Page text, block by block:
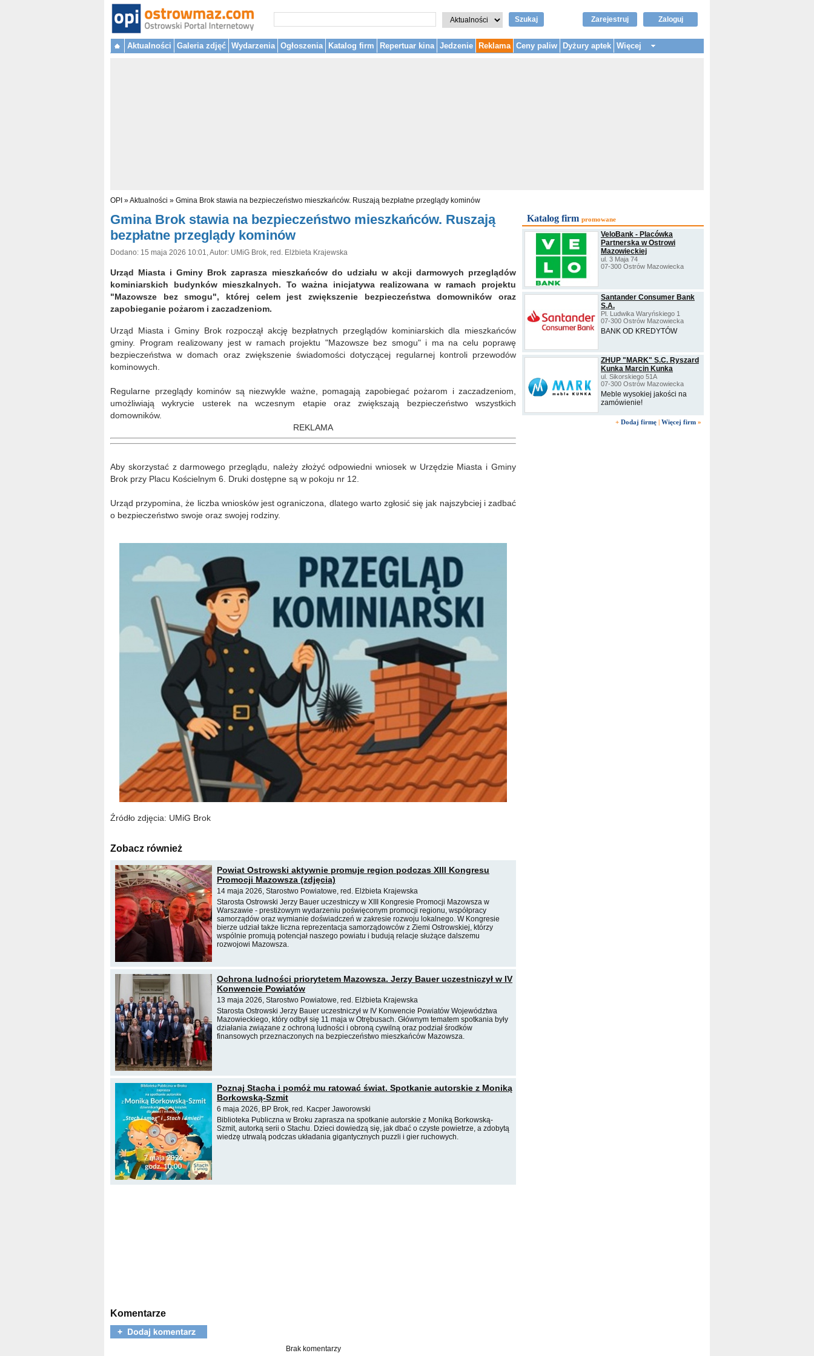
Szukaj Zaloguj
Zarejestruj
Aktualności Galeria zdjęć Wydarzenia Ogłoszenia Katalog firm Repertuar kina Jedzenie Reklama Ceny paliw Dyżury aptek Więcej
OPI »Aktualności » Gmina Brok stawia na bezpieczeństwo mieszkańców. Ruszają bezpłatne przeglądy kominów
Gmina Brok stawia na bezpieczeństwo mieszkańców. Ruszają
bezpłatne przeglądy kominów
Dodano: 15 maja 2026 10:01, Autor: UMiG Brok, red. Elżbieta Krajewska
Urząd Miasta i Gminy Brok zaprasza mieszkańców do udziału w akcji darmowych przeglądów
kominiarskich budynków mieszkalnych. To ważna inicjatywa realizowana w ramach projektu
"Mazowsze bez smogu", której celem jest zwiększenie bezpieczeństwa domowników oraz
zapobieganie pożarom i zaczadzeniom.
Urząd Miasta i Gminy Brok rozpoczął akcję bezpłatnych przeglądów kominiarskich dla mieszkańców
gminy. Program realizowany jest w ramach projektu "Mazowsze bez smogu" i ma na celu poprawę
bezpieczeństwa w domach oraz zwiększenie świadomości dotyczącej regularnej kontroli przewodów
kominowych.
Regularne przeglądy kominów są niezwykle ważne, pomagają zapobiegać pożarom i zaczadzeniom,
umożliwiają wykrycie usterek na wczesnym etapie oraz zwiększają bezpieczeństwo wszystkich
domowników.
REKLAMA
Aby skorzystać z darmowego przeglądu, należy złożyć odpowiedni wniosek w Urzędzie Miasta i Gminy
Brok przy Placu Kościelnym 6. Druki dostępne są w pokoju nr 12.
Urząd przypomina, że liczba wniosków jest ograniczona, dlatego warto zgłosić się jak najszybciej i zadbać
o bezpieczeństwo swoje oraz swojej rodziny.
Źródło zdjęcia: UMiG Brok
Zobacz również
Powiat Ostrowski aktywnie promuje region podczas XIII Kongresu
Promocji Mazowsza (zdjęcia)
14 maja 2026, Starostwo Powiatowe, red. Elżbieta Krajewska
Starosta Ostrowski Jerzy Bauer uczestniczy w XIII Kongresie Promocji Mazowsza w
Warszawie - prestiżowym wydarzeniu poświęconym promocji regionu, współpracy
samorządów oraz wymianie doświadczeń w zakresie rozwoju lokalnego. W Kongresie
bierze udział także liczna reprezentacja samorządowców z Ziemi Ostrowskiej, którzy
wspólnie promują potencjał naszego powiatu i budują relacje służące dalszemu
rozwojowi Mazowsza.
Ochrona ludności priorytetem Mazowsza. Jerzy Bauer uczestniczył w IV
Konwencie Powiatów
13 maja 2026, Starostwo Powiatowe, red. Elżbieta Krajewska
Starosta Ostrowski Jerzy Bauer uczestniczył w IV Konwencie Powiatów Województwa
Mazowieckiego, który odbył się 11 maja w Otrębusach. Głównym tematem spotkania były
działania związane z ochroną ludności i obroną cywilną oraz podział środków
finansowych przeznaczonych na bezpieczeństwo mieszkańców Mazowsza.
Poznaj Stacha i pomóż mu ratować świat. Spotkanie autorskie z Moniką
Borkowską-Szmit
6 maja 2026, BP Brok, red. Kacper Jaworowski
Biblioteka Publiczna w Broku zaprasza na spotkanie autorskie z Moniką Borkowską-
Szmit, autorką serii o Stachu. Dzieci dowiedzą się, jak dbać o czyste powietrze, a zdobytą
wiedzę utrwalą podczas układania gigantycznych puzzli i gier ruchowych.
Komentarze
Brak komentarzy
Katalog firm promowane
VeloBank - Placówka
Partnerska w Ostrowi
Mazowieckiej
ul. 3 Maja 74
07-300 Ostrów Mazowiecka
Santander Consumer Bank
S.A.
Pl. Ludwika Waryńskiego 1
07-300 Ostrów Mazowiecka
BANK OD KREDYTÓW
ZHUP "MARK" S.C. Ryszard
Kunka Marcin Kunka
ul. Sikorskiego 51A
07-300 Ostrów Mazowiecka
Meble wysokiej jakości na
zamówienie!
+ Dodaj firmę | Więcej firm »